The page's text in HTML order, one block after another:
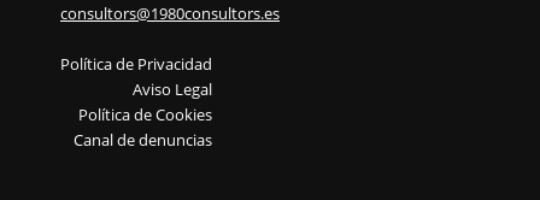
consultors@1980consultors.es
Política de Privacidad
Aviso Legal
Política de Cookies
Canal de denuncias